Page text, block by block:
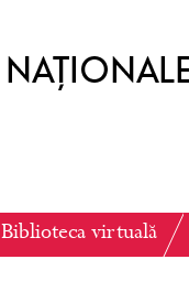
Biblioteca virtuală